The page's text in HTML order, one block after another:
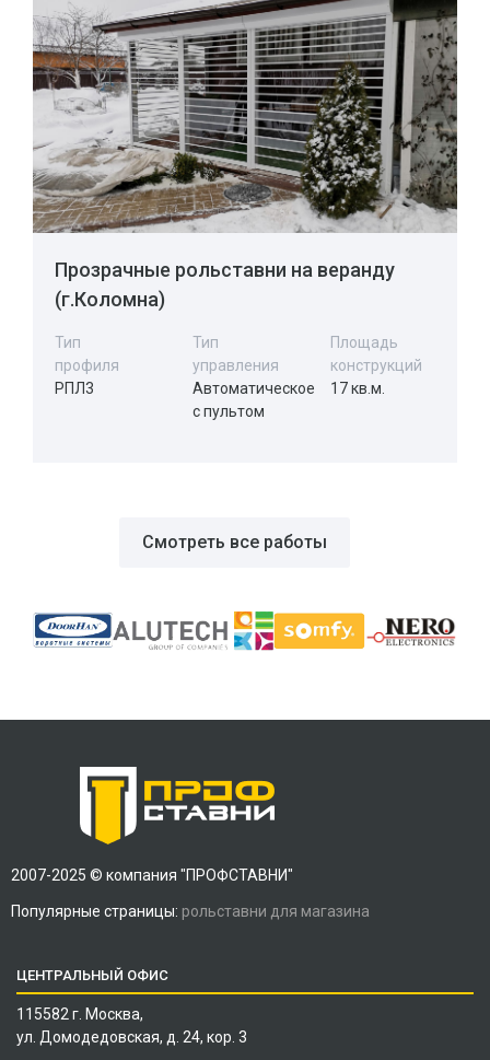
Прозрачные рольставни на веранду
(г.Коломна)
Тип
профиля
Тип
управления
Площадь
конструкций
РПЛ3
Автоматическое
с пультом
17 кв.м.
Смотреть все работы
2007-2025 © компания "ПРОФСТАВНИ"
Популярные страницы: рольставни для магазина
ЦЕНТРАЛЬНЫЙ ОФИС
115582 г. Москва,
ул. Домодедовская, д. 24, кор. 3